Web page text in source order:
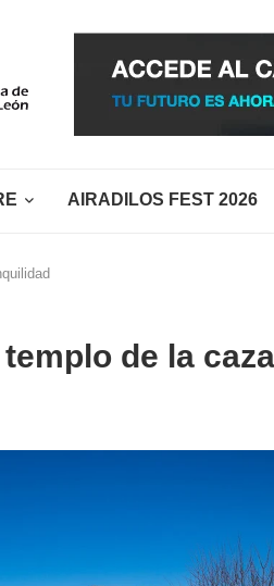
AIRADILOS FEST 2026
de la